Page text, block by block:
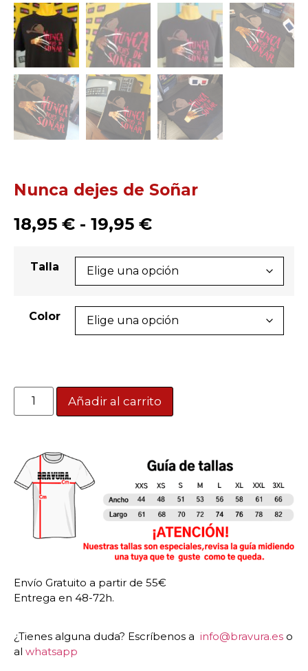
Nunca dejes de Soñar
18,95 € - 19,95 €
Talla
Color
Añadir al carrito
Envío Gratuito a partir de 55€
Entrega en 48-72h.
¿Tienes alguna duda? Escríbenos a info@bravura.es o
al whatsapp